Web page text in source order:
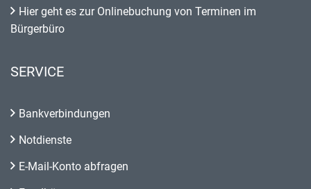
Hier geht es zur Onlinebuchung von Terminen im
Bürgerbüro
SERVICE
Bankverbindungen
Notdienste
E-Mail-Konto abfragen